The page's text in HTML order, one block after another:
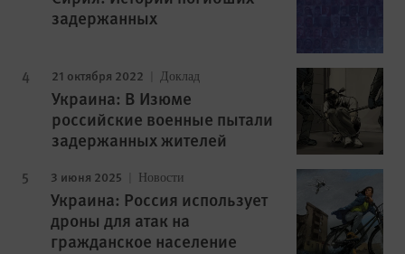
задержанных
21 октября 2022 Доклад
Украина: В Изюме
российские военные пытали
задержанных жителей
3 июня 2025 Новости
Украина: Россия использует
дроны для атак на
гражданское население